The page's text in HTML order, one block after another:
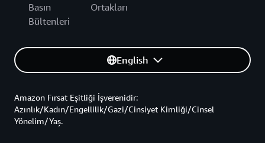
Basın
Bültenleri
Ortakları
English
Amazon Fırsat Eşitliği İşverenidir:
Azınlık/Kadın/Engellilik/Gazi/Cinsiyet Kimliği/Cinsel
Yönelim/Yaş.